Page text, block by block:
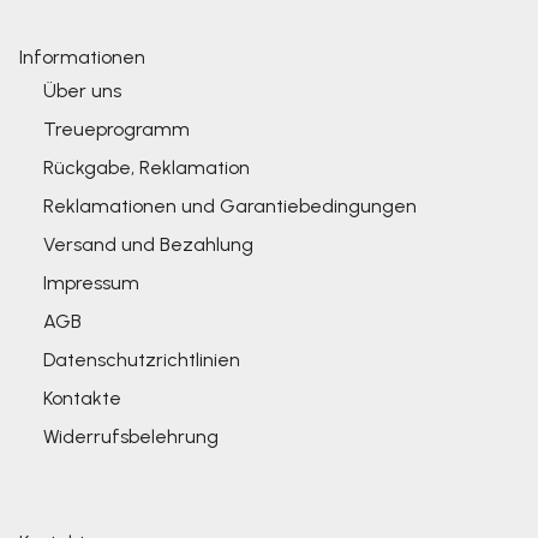
Informationen
Über uns
Treueprogramm
Rückgabe, Reklamation
Reklamationen und Garantiebedingungen
Versand und Bezahlung
Impressum
AGB
Datenschutzrichtlinien
Kontakte
Widerrufsbelehrung